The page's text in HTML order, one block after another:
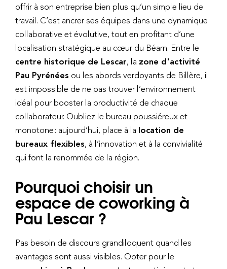
offrir à son entreprise bien plus qu’un simple lieu de
travail. C’est ancrer ses équipes dans une dynamique
collaborative et évolutive, tout en profitant d’une
localisation stratégique au cœur du Béarn. Entre le
centre historique de Lescar, la zone d'activité
Pau Pyrénées ou les abords verdoyants de Billère, il
est impossible de ne pas trouver l’environnement
idéal pour booster la productivité de chaque
collaborateur. Oubliez le bureau poussiéreux et
monotone : aujourd’hui, place à la location de
bureaux flexibles, à l’innovation et à la convivialité
qui font la renommée de la région.
Pourquoi choisir un
espace de coworking à
Pau Lescar ?
Pas besoin de discours grandiloquent quand les
avantages sont aussi visibles. Opter pour le